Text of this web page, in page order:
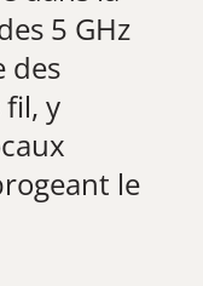
5 GHz
des
fil, y
le